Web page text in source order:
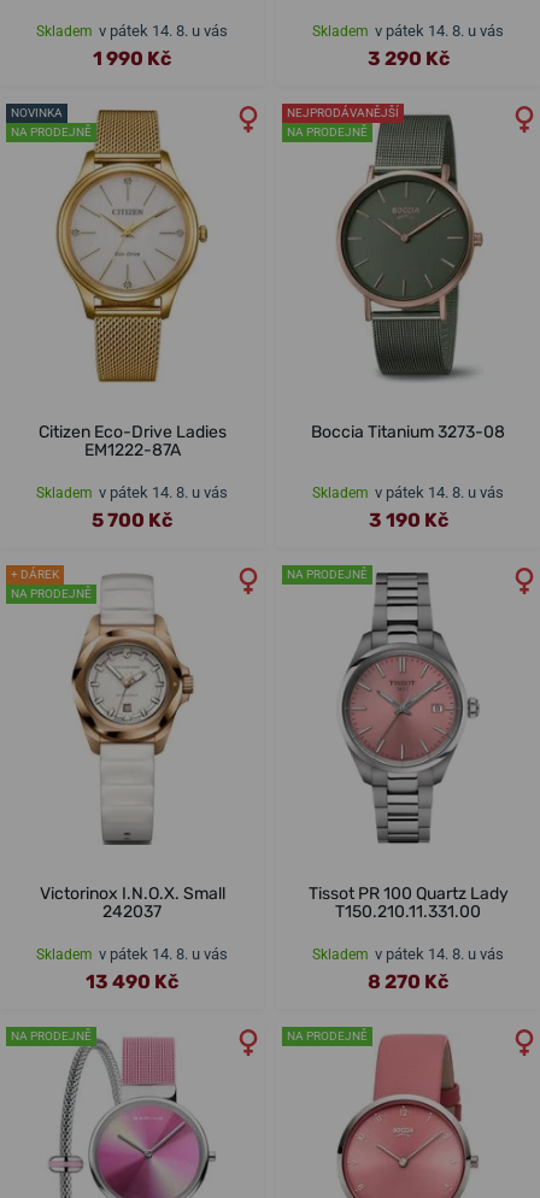
Skladem v pátek 14. 8. u vás
1 990 Kč
Skladem v pátek 14. 8. u vás
3 290 Kč
NOVINKA
NA PRODEJNĚ
Citizen Eco-Drive Ladies
EM1222-87A
Skladem v pátek 14. 8. u vás
5 700 Kč
NEJPRODÁVANĚJŠÍ
NA PRODEJNĚ
Boccia Titanium 3273-08
Skladem v pátek 14. 8. u vás
3 190 Kč
+ DÁREK
NA PRODEJNĚ
Victorinox I.N.O.X. Small
242037
Skladem v pátek 14. 8. u vás
13 490 Kč
NA PRODEJNĚ
Tissot PR 100 Quartz Lady
T150.210.11.331.00
Skladem v pátek 14. 8. u vás
8 270 Kč
NA PRODEJNĚ NA PRODEJNĚ